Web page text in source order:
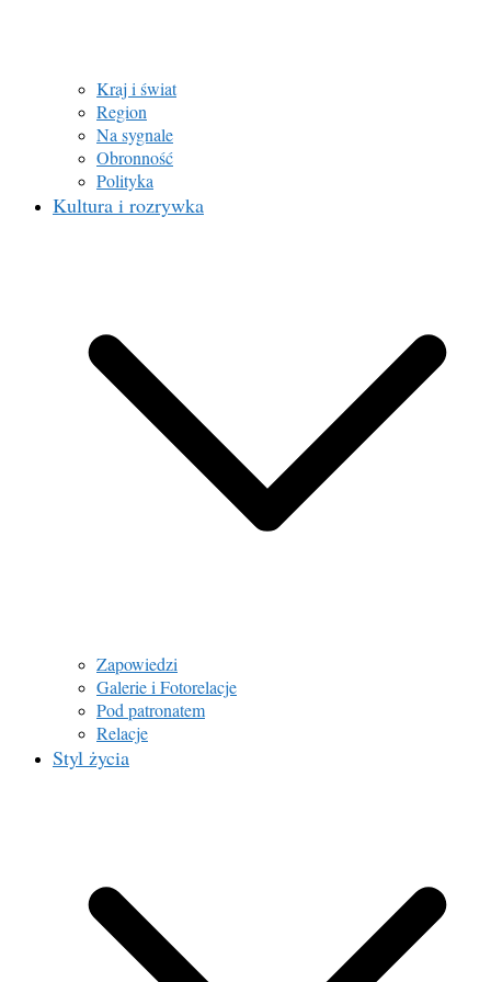
Kraj i świat
Region
Na sygnale
Obronność
Polityka
Kultura i rozrywka
Zapowiedzi
Galerie i Fotorelacje
Pod patronatem
Relacje
Styl życia